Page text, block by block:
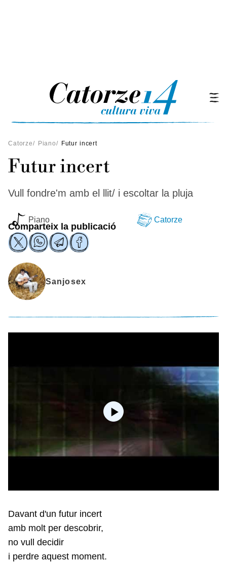
Catorze/ Piano/ Futur incert
Futur incert
Vull fondre'm amb el llit/ i escoltar la pluja
Piano Catorze
Comparteix la publicació
Sanjosex
Davant d'un futur incert
amb molt per descobrir,
no vull decidir
i perdre aquest moment.